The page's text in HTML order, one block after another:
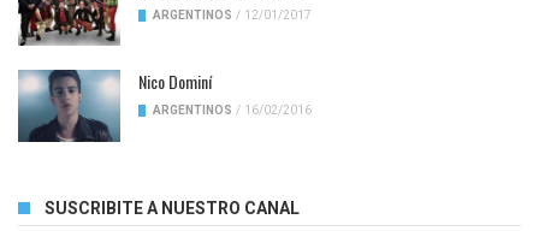
ARGENTINOS / 12/01/2017
Nico Dominí
ARGENTINOS / 16/02/2016
SUSCRIBITE A NUESTRO CANAL